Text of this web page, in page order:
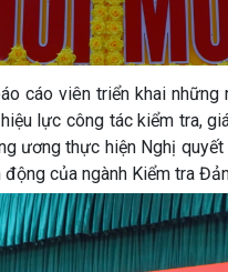
cáo viên triển khai
lực công tác kiểm tra,
ương thực hiện Nghị
của ngành Kiểm tra